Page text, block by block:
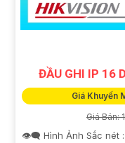
ĐẦU GHI IP 16
Giá Khuyến
Giá Bán:
👁️‍🗨 Hình Ảnh Sắc nét :